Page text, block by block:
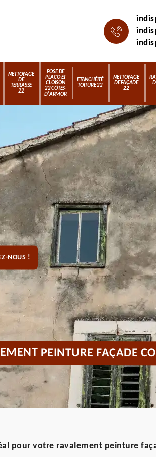
NETTOYAGE
DE
TERRASSE
22
POSE DE
PLACO ET
CLOISON
22 CÔTES-
D'ARMOR
ETANCHÉITÉ
TOITURE 22
NETTOYAGE
DE FAÇADE
22
NOUS !
PEINTURE FAÇADE
pour votre ravalement peinture